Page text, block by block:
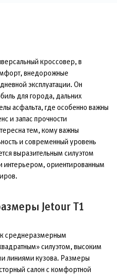
кроссовер, в
внедорожные
эксплуатации. Он
для города, дальних
асфальта, где особенно важны
и запас прочности
тем, кому важны
и современный уровень
выразительным силуэтом
интерьером, ориентированным
Jetour T1
к среднеразмерным
силуэтом, высоким
линиями кузова. Размеры
салон с комфортной